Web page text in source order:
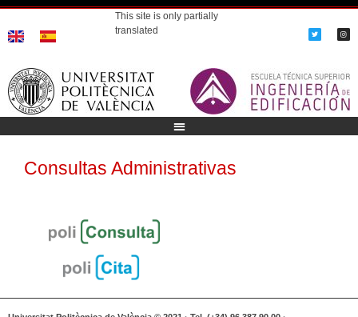
This site is only partially
translated
Consultas Administrativas